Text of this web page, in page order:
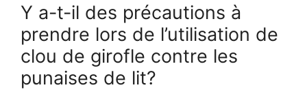
Y a-t-il des précautions à
prendre lors de l’utilisation de
clou de girofle contre les
punaises de lit?